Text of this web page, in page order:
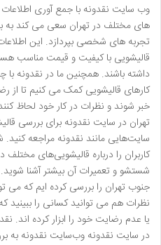
وب سایت نقدونه با جمع آوری اطلاعات
های مختلف در تهران سعی می کند به
تجربه های شخصی بپردازد. این
قالیشویی با کیفیت و قیمت مناسب
داشته باشند. همچنین ما در نقدونه
کارهای قالیشویی کمک می کنیم تا از
خبر شوند و نظرات در کار خود لحاظ
تهران در سایت نقدونه برای بررسی
سایت‌هایی مانند نقدونه مراجعه کنید.
کاربران را درباره قالیشویی‌های مختلف
شستشو و تعمیرات آن بیشتر آشنا
جنوب تهران را بررسی کرده ایم که می
نظرات هم می توانید کسانی را ببینید
یا عدم رضایت خود را ابزار کرده اند.
در سایت نقدونه وب‌سایت نقدونه به